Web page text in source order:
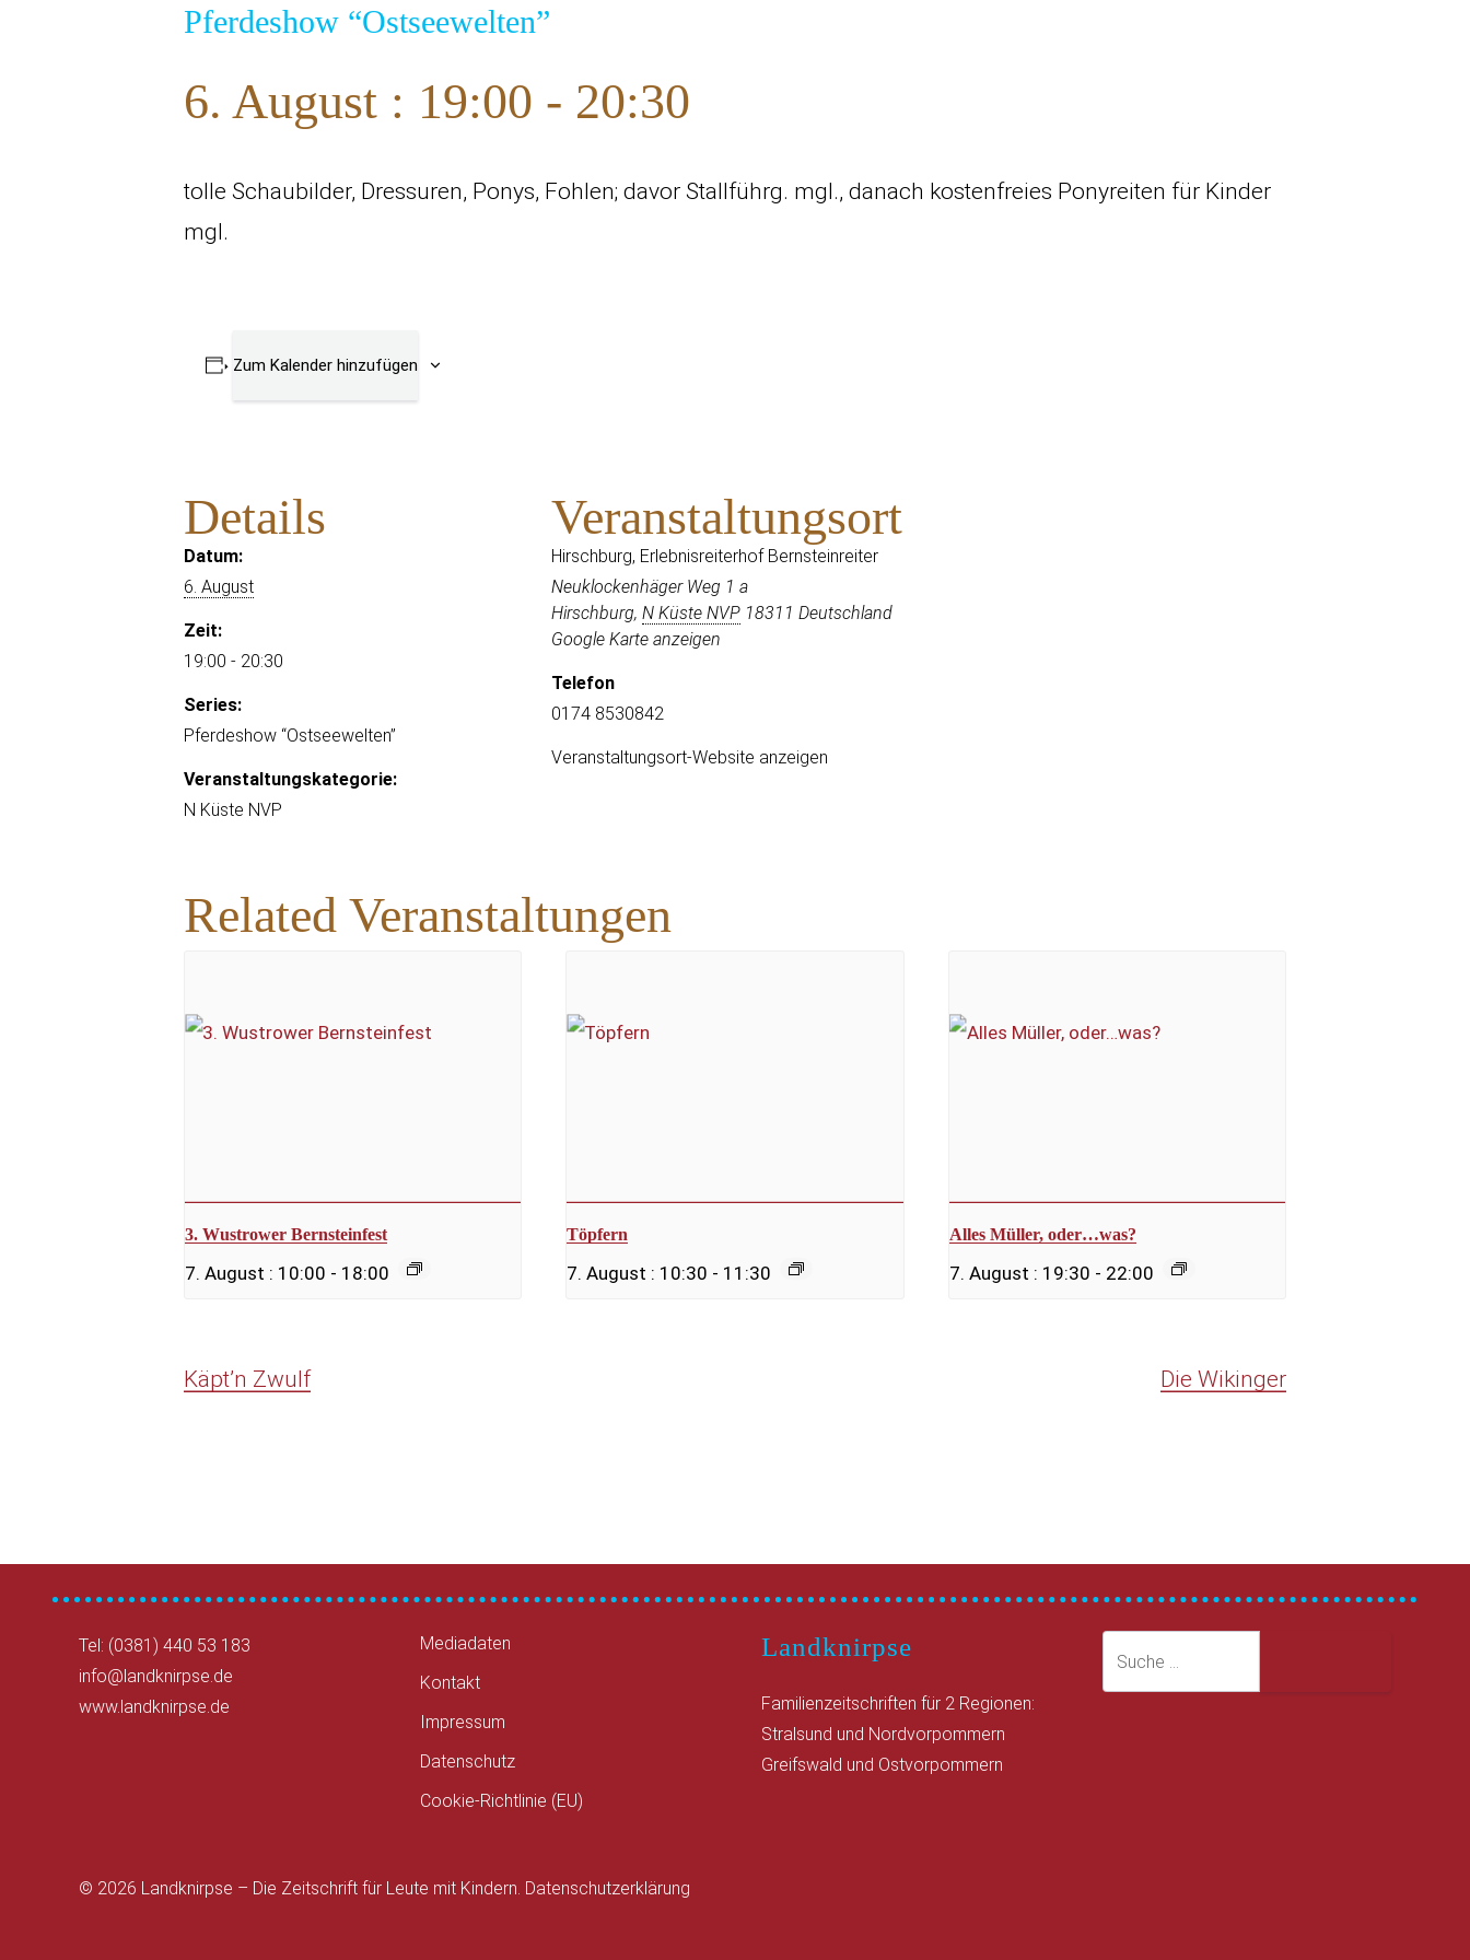
Pferdeshow “Ostseewelten”
6. August : 19:00 - 20:30
tolle Schaubilder, Dressuren, Ponys, Fohlen; davor Stallführg. mgl., danach kostenfreies Ponyreiten für Kinder
mgl.
Zum Kalender hinzufügen
Details
Datum:
6. August
Zeit:
19:00 - 20:30
Series:
Pferdeshow “Ostseewelten”
Veranstaltungskategorie:
N Küste NVP
Veranstaltungsort
Hirschburg, Erlebnisreiterhof Bernsteinreiter
Neuklockenhäger Weg 1 a
Hirschburg, N Küste NVP 18311 Deutschland
Google Karte anzeigen
Telefon
0174 8530842
Veranstaltungsort-Website anzeigen
Related Veranstaltungen
3. Wustrower Bernsteinfest
7. August : 10:00 - 18:00
Töpfern
7. August : 10:30 - 11:30
Alles Müller, oder…was?
7. August : 19:30 - 22:00
Käpt’n Zwulf Die Wikinger
Tel: (0381) 440 53 183
info@landknirpse.de
www.landknirpse.de
Mediadaten
Kontakt
Impressum
Datenschutz
Cookie-Richtlinie (EU)
Landknirpse
Familienzeitschriften für 2 Regionen:
Stralsund und Nordvorpommern
Greifswald und Ostvorpommern
Suche
© 2026 Landknirpse – Die Zeitschrift für Leute mit Kindern. Datenschutzerklärung